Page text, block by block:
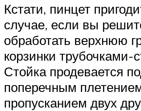
Кстати, пинцет
случае, если вы
обработать верхнюю
корзинки трубочками-
Стойка продевается
поперечным
пропусканием двух